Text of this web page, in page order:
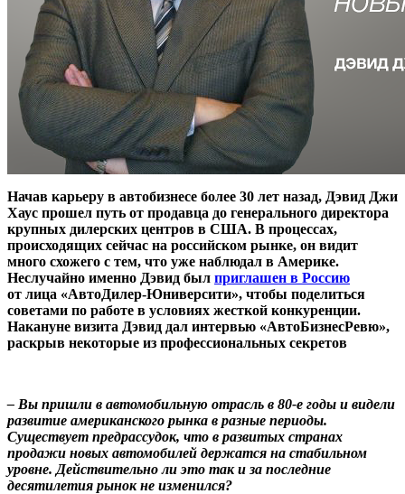
Начав карьеру в автобизнесе более 30 лет назад, Дэвид Джи
Хаус прошел путь от продавца до генерального директора
крупных дилерских центров в США. В процессах,
происходящих сейчас на российском рынке, он видит
много схожего с тем, что уже наблюдал в Америке.
Неслучайно именно Дэвид был приглашен в Россию
от лица «АвтоДилер-Юниверсити», чтобы поделиться
советами по работе в условиях жесткой конкуренции.
Накануне визита Дэвид дал интервью «АвтоБизнесРевю»,
раскрыв некоторые из профессиональных секретов
– Вы пришли в автомобильную отрасль в 80-е годы и видели
развитие американского рынка в разные периоды.
Существует предрассудок, что в развитых странах
продажи новых автомобилей держатся на стабильном
уровне. Действительно ли это так и за последние
десятилетия рынок не изменился?